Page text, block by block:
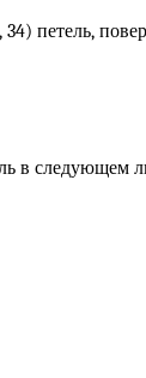
петель,
в следующем